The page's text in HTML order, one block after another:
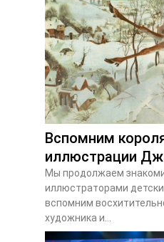
Вспомним
иллюстрации
Мы продолжаем
иллюстраторами
вспомним
художника и...